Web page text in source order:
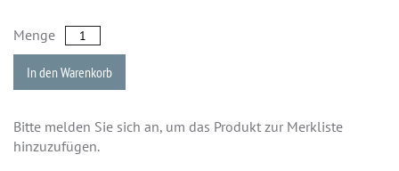
Menge
In den Warenkorb
Bitte melden Sie sich an, um das Produkt zur Merkliste
hinzuzufügen.